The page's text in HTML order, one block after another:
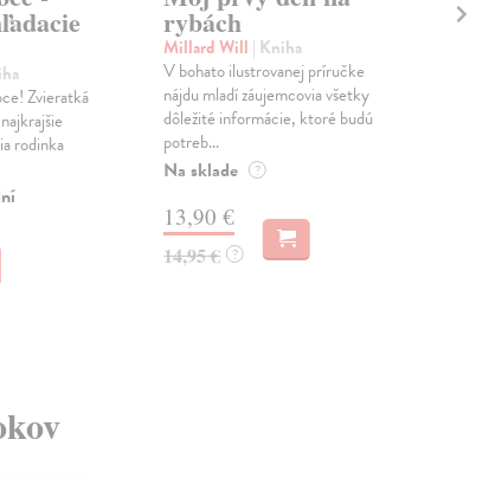
Zvieratká
rodinka
rybách
Millard Will | Kniha
V bohato ilustrovanej príručke
nájdu mladí záujemcovia všetky
dôležité informácie, ktoré budú
potreb...
Na sklade ?
13,90 €
14,95 € ?